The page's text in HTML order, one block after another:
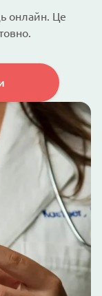
онлайн. Це